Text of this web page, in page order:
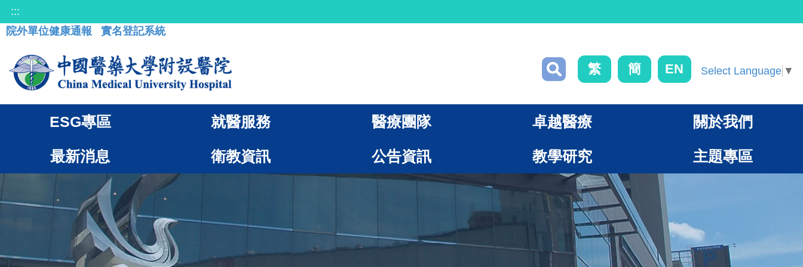
:::
院外單位健康通報
實名登記系統
繁 簡 EN Select Language ▼
ESG專區 就醫服務 醫療團隊 卓越醫療 關於我們
最新消息 衛教資訊 公告資訊 教學研究 主題專區